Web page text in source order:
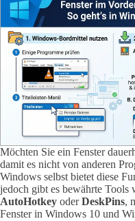
Möchten Sie ein Fenster
damit es nicht von anderen
Windows selbst bietet diese
jedoch gibt es bewährte Tools
AutoHotkey oderDeskPins,
Fenster in Windows 10 und